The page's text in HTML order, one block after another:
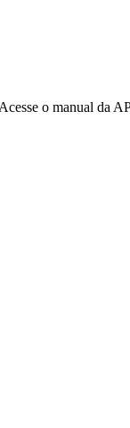
o manual da